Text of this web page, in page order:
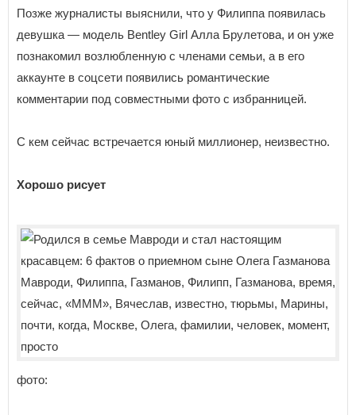
Позже журналисты выяснили, что у Филиппа появилась
девушка — мοдeль Βentley Girl Алла Брулетова, и он уже
познакомил возлюбленную с членами семьи, а в его
аккаунте в соцсети появились романтические
комментарии под совместными фото с избранницей.
С кем сейчас встречается юный миллионер, неизвестно.
Хорошо рисует
фото: